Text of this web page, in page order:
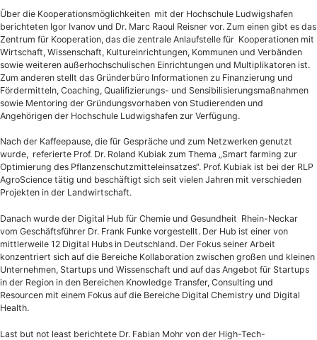
Über die Kooperationsmöglichkeiten mit der Hochschule Ludwigshafen
berichteten Igor Ivanov und Dr. Marc Raoul Reisner vor. Zum einen gibt es das
Zentrum für Kooperation, das die zentrale Anlaufstelle für Kooperationen mit
Wirtschaft, Wissenschaft, Kultureinrichtungen, Kommunen und Verbänden
sowie weiteren außerhochschulischen Einrichtungen und Multiplikatoren ist.
Zum anderen stellt das Gründerbüro Informationen zu Finanzierung und
Fördermitteln, Coaching, Qualifizierungs- und Sensibilisierungsmaßnahmen
sowie Mentoring der Gründungsvorhaben von Studierenden und
Angehörigen der Hochschule Ludwigshafen zur Verfügung.
Nach der Kaffeepause, die für Gespräche und zum Netzwerken genutzt
wurde, referierte Prof. Dr. Roland Kubiak zum Thema „Smart farming zur
Optimierung des Pflanzenschutzmitteleinsatzes“. Prof. Kubiak ist bei der RLP
AgroScience tätig und beschäftigt sich seit vielen Jahren mit verschieden
Projekten in der Landwirtschaft.
Danach wurde der Digital Hub für Chemie und Gesundheit Rhein-Neckar
vom Geschäftsführer Dr. Frank Funke vorgestellt. Der Hub ist einer von
mittlerweile 12 Digital Hubs in Deutschland. Der Fokus seiner Arbeit
konzentriert sich auf die Bereiche Kollaboration zwischen großen und kleinen
Unternehmen, Startups und Wissenschaft und auf das Angebot für Startups
in der Region in den Bereichen Knowledge Transfer, Consulting und
Resourcen mit einem Fokus auf die Bereiche Digital Chemistry und Digital
Health.
Last but not least berichtete Dr. Fabian Mohr von der High-Tech-